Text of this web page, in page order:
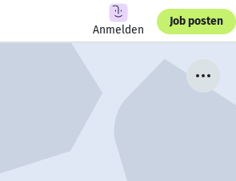
Anmelden
Job posten